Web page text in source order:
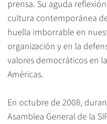
prensa. Su aguda
cultura contemporánea
huella imborrable en
organización y en la
valores democráticos en
Américas.​
En octubre de 2008,
Asamblea General de la